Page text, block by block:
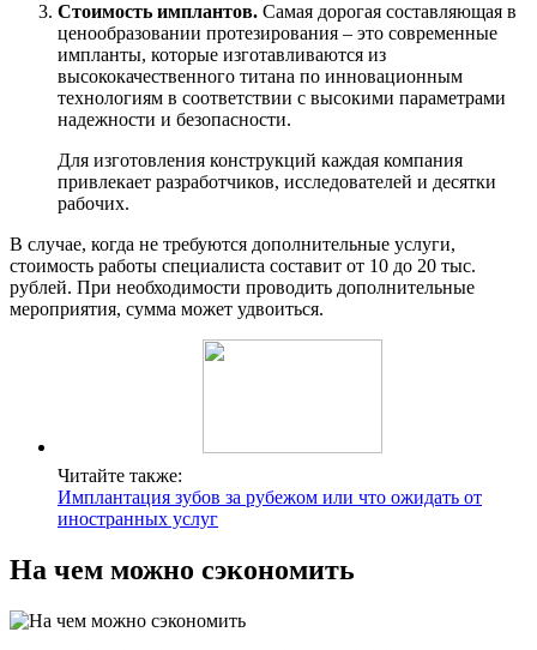
Стоимость имплантов. Самая дорогая составляющая в
ценообразовании протезирования – это современные
импланты, которые изготавливаются из
высококачественного титана по инновационным
технологиям в соответствии с высокими параметрами
надежности и безопасности.
Для изготовления конструкций каждая компания
привлекает разработчиков, исследователей и десятки
рабочих.
В случае, когда не требуются дополнительные услуги,
стоимость работы специалиста составит от 10 до 20 тыс.
рублей. При необходимости проводить дополнительные
мероприятия, сумма может удвоиться.
Читайте также:
Имплантация зубов за рубежом или что ожидать от
иностранных услуг
На чем можно сэкономить